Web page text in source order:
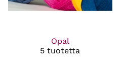
Opal
5 tuotetta